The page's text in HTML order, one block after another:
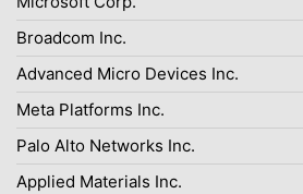
Broadcom Inc.
Advanced Micro Devices Inc.
Meta Platforms Inc.
Palo Alto Networks Inc.
Applied Materials Inc.